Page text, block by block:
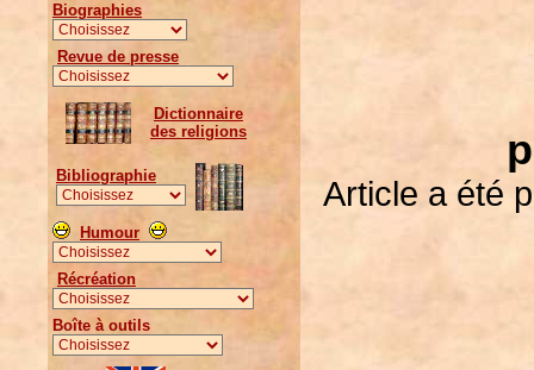
Biographies
Revue de presse
Dictionnaire
des religions
Bibliographie
Humour
Récréation
Boîte à outils
Article a été